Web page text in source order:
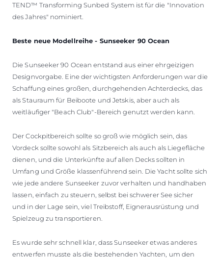
TEND™ Transforming Sunbed System ist für die "Innovation
des Jahres" nominiert.
Beste neue Modellreihe - Sunseeker 90 Ocean
Die Sunseeker 90 Ocean entstand aus einer ehrgeizigen
Designvorgabe. Eine der wichtigsten Anforderungen war die
Schaffung eines großen, durchgehenden Achterdecks, das
als Stauraum für Beiboote und Jetskis, aber auch als
weitläufiger "Beach Club"-Bereich genutzt werden kann.
Der Cockpitbereich sollte so groß wie möglich sein, das
Vordeck sollte sowohl als Sitzbereich als auch als Liegefläche
dienen, und die Unterkünfte auf allen Decks sollten in
Umfang und Größe klassenführend sein. Die Yacht sollte sich
wie jede andere Sunseeker zuvor verhalten und handhaben
lassen, einfach zu steuern, selbst bei schwerer See sicher
und in der Lage sein, viel Treibstoff, Eignerausrüstung und
Spielzeug zu transportieren.
Es wurde sehr schnell klar, dass Sunseeker etwas anderes
entwerfen musste als die bestehenden Yachten, um den